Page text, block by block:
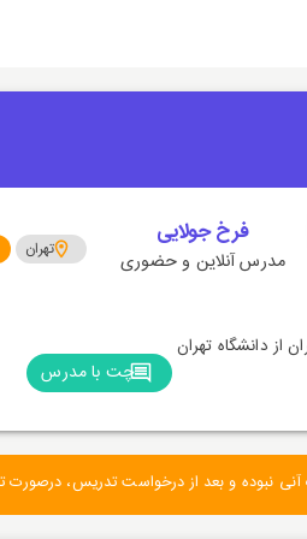
فرخ جولایی
مدرس آنلاین و حضوری تهران
از دانشگاه تهران
چت با مدرس
نبوده و بعد از درخواست تدریس، درصورت